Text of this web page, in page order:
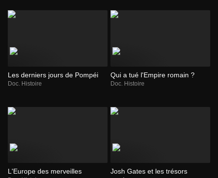
Les derniers jours de Pompéi
Doc. Histoire
Qui a tué l'Empire romain ?
Doc. Histoire
L'Europe des merveilles
Josh Gates et les trésors